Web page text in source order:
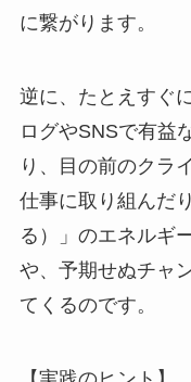
に繋がります。
逆に、たとえすぐ
ログやSNSで有益
り、目の前のクラ
仕事に取り組んだ
る）」のエネルギ
や、予期せぬチャ
てくるのです。